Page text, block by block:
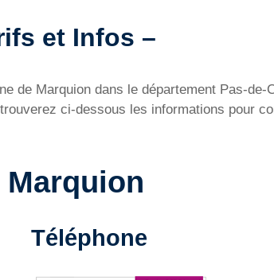
et Infos –
de Marquion dans le département Pas-
ci-dessous les informations pour
Téléphone